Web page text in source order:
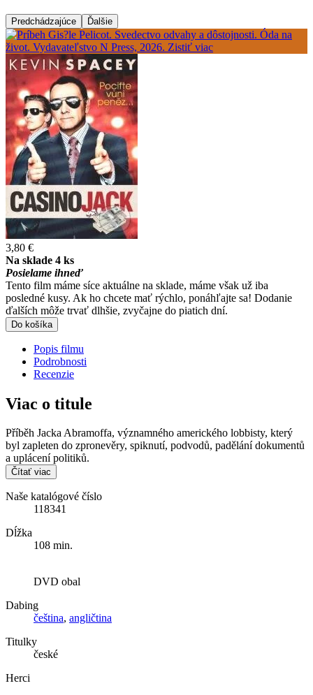
Predchádzajúce Ďalšie
3,80 €
Na sklade 4 ks
Posielame ihneď
Tento film máme síce aktuálne na sklade, máme však už iba
posledné kusy. Ak ho chcete mať rýchlo, ponáhľajte sa! Dodanie
ďalších môže trvať dlhšie, zvyčajne do piatich dní.
Do košíka
Popis filmu
Podrobnosti
Recenzie
Viac o titule
Příběh Jacka Abramoffa, významného amerického lobbisty, který
byl zapleten do zpronevěry, spiknutí, podvodů, padělání dokumentů
a uplácení politiků.
Čítať viac
Naše katalógové číslo
118341
Dĺžka
108 min.
DVD obal
Dabing
čeština, angličtina
Titulky
české
Herci